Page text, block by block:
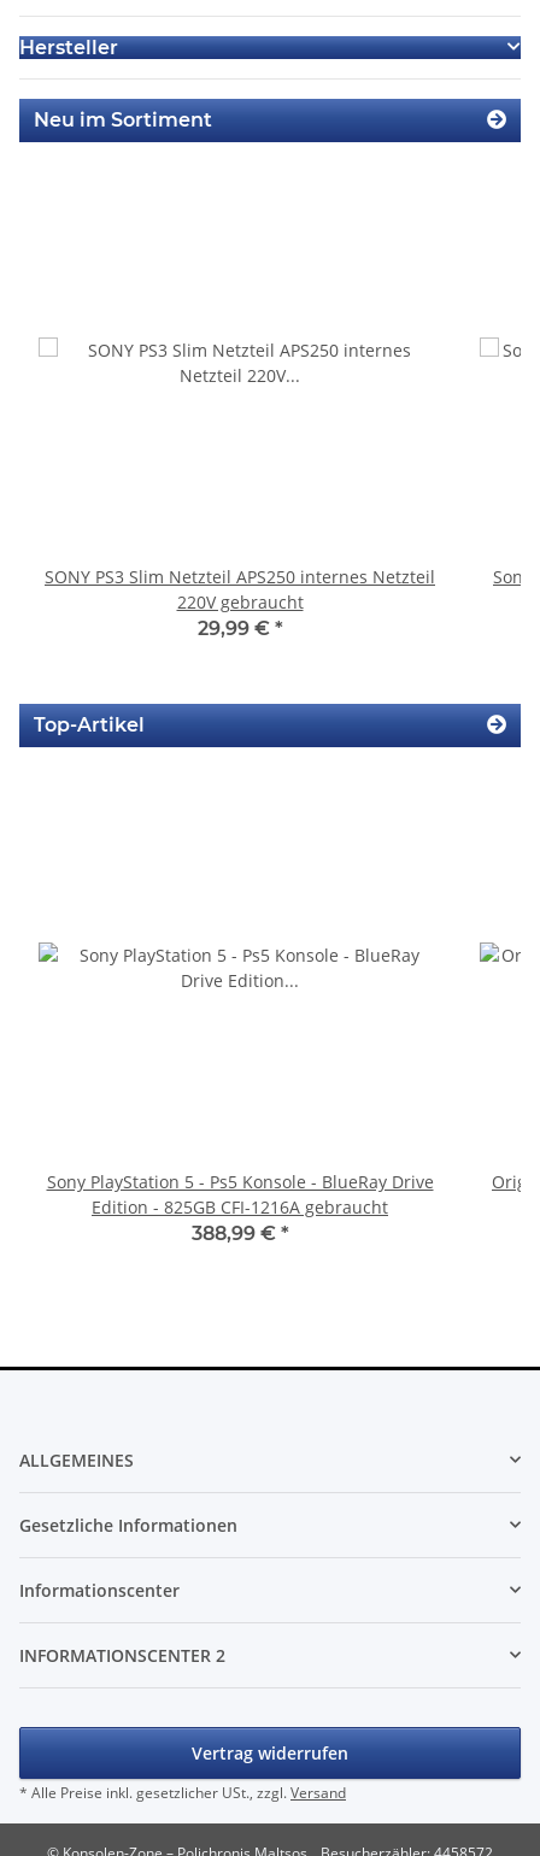
Hersteller
Neu im Sortiment
SONY PS3 Slim Netzteil APS250 internes Netzteil
220V gebraucht
29,99 € *
Sony
Top-Artikel
Sony PlayStation 5 - Ps5 Konsole - BlueRay Drive
Edition - 825GB CFI-1216A gebraucht
388,99 € *
ALLGEMEINES
Gesetzliche Informationen
Informationscenter
INFORMATIONSCENTER 2
Vertrag widerrufen
* Alle Preise inkl. gesetzlicher USt., zzgl.Versand